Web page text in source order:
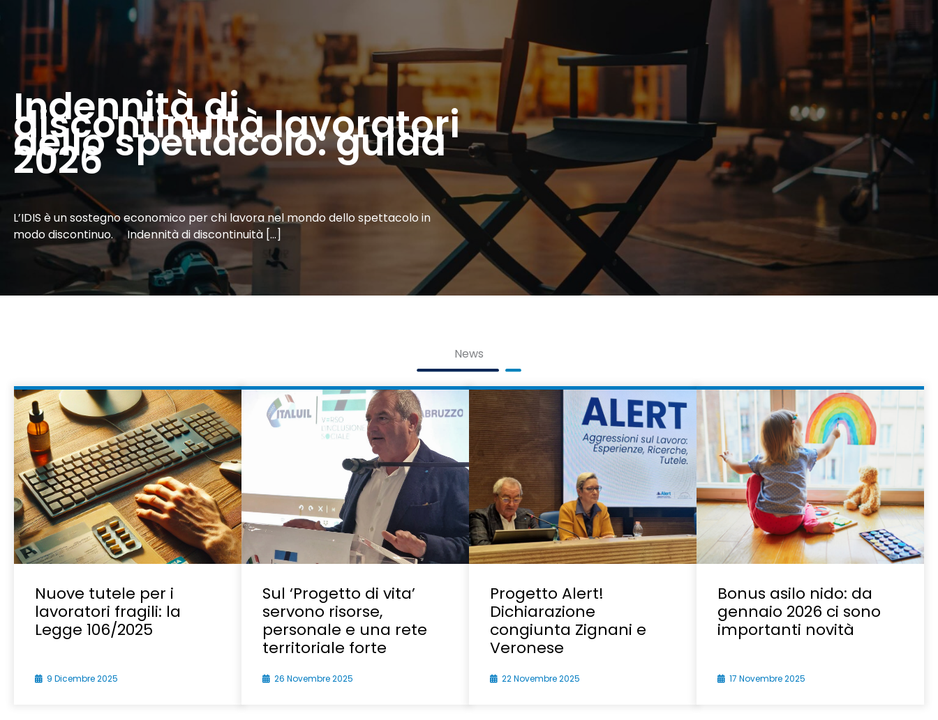
Indennità di
discontinuità lavoratori
dello spettacolo: guida
2026
L’IDIS è un sostegno economico per chi lavora nel mondo dello spettacolo in
modo discontinuo. Indennità di discontinuità […]
News
Nuove tutele per i
lavoratori fragili: la
Legge 106/2025
9 Dicembre 2025
Sul ‘Progetto di vita’
servono risorse,
personale e una rete
territoriale forte
26 Novembre 2025
Progetto Alert!
Dichiarazione
congiunta Zignani e
Veronese
22 Novembre 2025
Bonus asilo nido: da
gennaio 2026 ci sono
importanti novità
17 Novembre 2025